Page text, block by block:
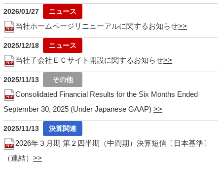
2026/01/27
当社ホームページリニューアルに関するお知らせ
2025/12/18
当社子会社ＥＣサイト開設に関するお知らせ
2025/11/13
Consolidated Financial Results for the Six Months Ended
September 30, 2025 (Under Japanese GAAP)
2025/11/13
2026年３月期 第２四半期（中間期）決算短信〔日本基準〕
（連結）